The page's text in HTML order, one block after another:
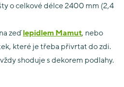
o celkové délce 2400 mm (2,4
zeďlepidlem Mamut, nebo
které je třeba přivrtat do zdi.
shoduje s dekorem podlahy.